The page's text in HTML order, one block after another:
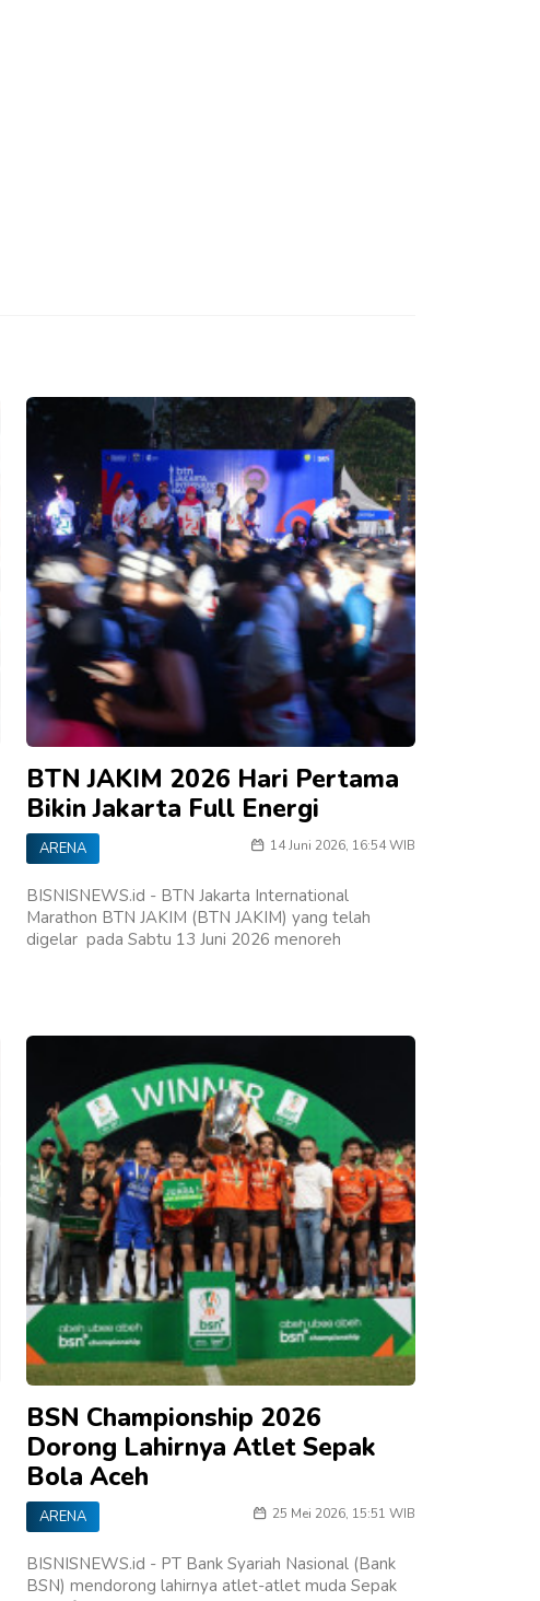
BTN JAKIM 2026 Hari Pertama
Bikin Jakarta Full Energi
ARENA 14 Juni 2026, 16:54 WIB
BISNISNEWS.id - BTN Jakarta International
Marathon BTN JAKIM (BTN JAKIM) yang telah
digelar pada Sabtu 13 Juni 2026 menoreh
BSN Championship 2026
Dorong Lahirnya Atlet Sepak
Bola Aceh
ARENA 25 Mei 2026, 15:51 WIB
BISNISNEWS.id - PT Bank Syariah Nasional (Bank
BSN) mendorong lahirnya atlet-atlet muda Sepak